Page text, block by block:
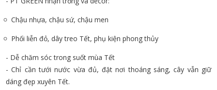
Chậu nhựa, chậu sứ, chậu men
Phối liễn đỏ, dây treo Tết, phụ kiện phong thủy
- Dễ chăm sóc trong suốt mùa Tết
- Chỉ cần tưới nước vừa đủ, đặt nơi thoáng sáng, cây vẫn giữ
dáng đẹp xuyên Tết.